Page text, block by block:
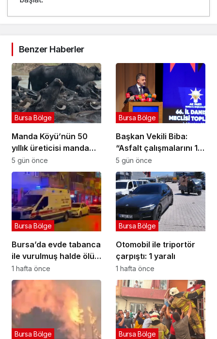
Benzer Haberler
Manda Köyü’nün 50
yıllık üreticisi manda
sucuğu ve yoğurduyla
fark oluşturdu
Bursa Bölge
5 gün önce
Başkan Vekili Biba:
“Asfalt çalışmalarını 12
kat artırdık”
Bursa Bölge
5 gün önce
Bursa’da evde tabanca
ile vurulmuş halde ölü
bulundu
Bursa Bölge
1 hafta önce
Otomobil ile triportör
çarpıştı: 1 yaralı
Bursa Bölge
1 hafta önce
Bursa Bölge Bursa Bölge